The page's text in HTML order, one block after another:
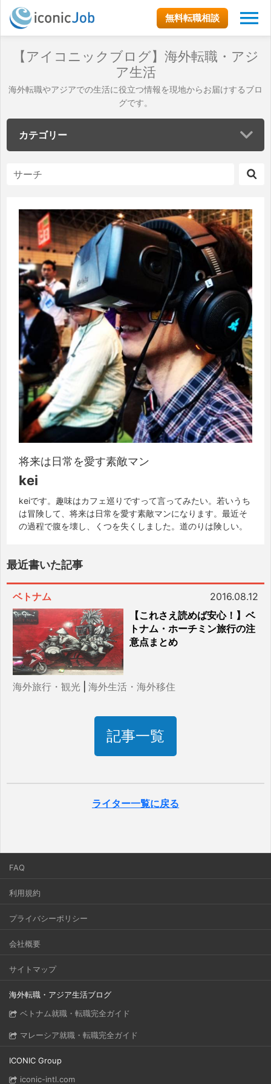
無料転職相談
【アイコニックブログ】海外転職・アジ
ア生活
海外転職やアジアでの生活に役立つ情報を現地からお届けするブロ
グです。
カテゴリー
将来は日常を愛す素敵マン
kei
keiです。趣味はカフェ巡りですって言ってみたい。若いうち
は冒険して、将来は日常を愛す素敵マンになります。最近そ
の過程で腹を壊し、くつを失くしました。道のりは険しい。
最近書いた記事
ベトナム
2016.08.12
【これさえ読めば安心！】ベ
トナム・ホーチミン旅行の注
意点まとめ
海外旅行・観光 海外生活・海外移住
記事一覧
ライター一覧に戻る
FAQ
利用規約
プライバシーポリシー
会社概要
サイトマップ
海外転職・アジア生活ブログ
ベトナム就職・転職完全ガイド
マレーシア就職・転職完全ガイド
ICONIC Group
iconic-intl.com